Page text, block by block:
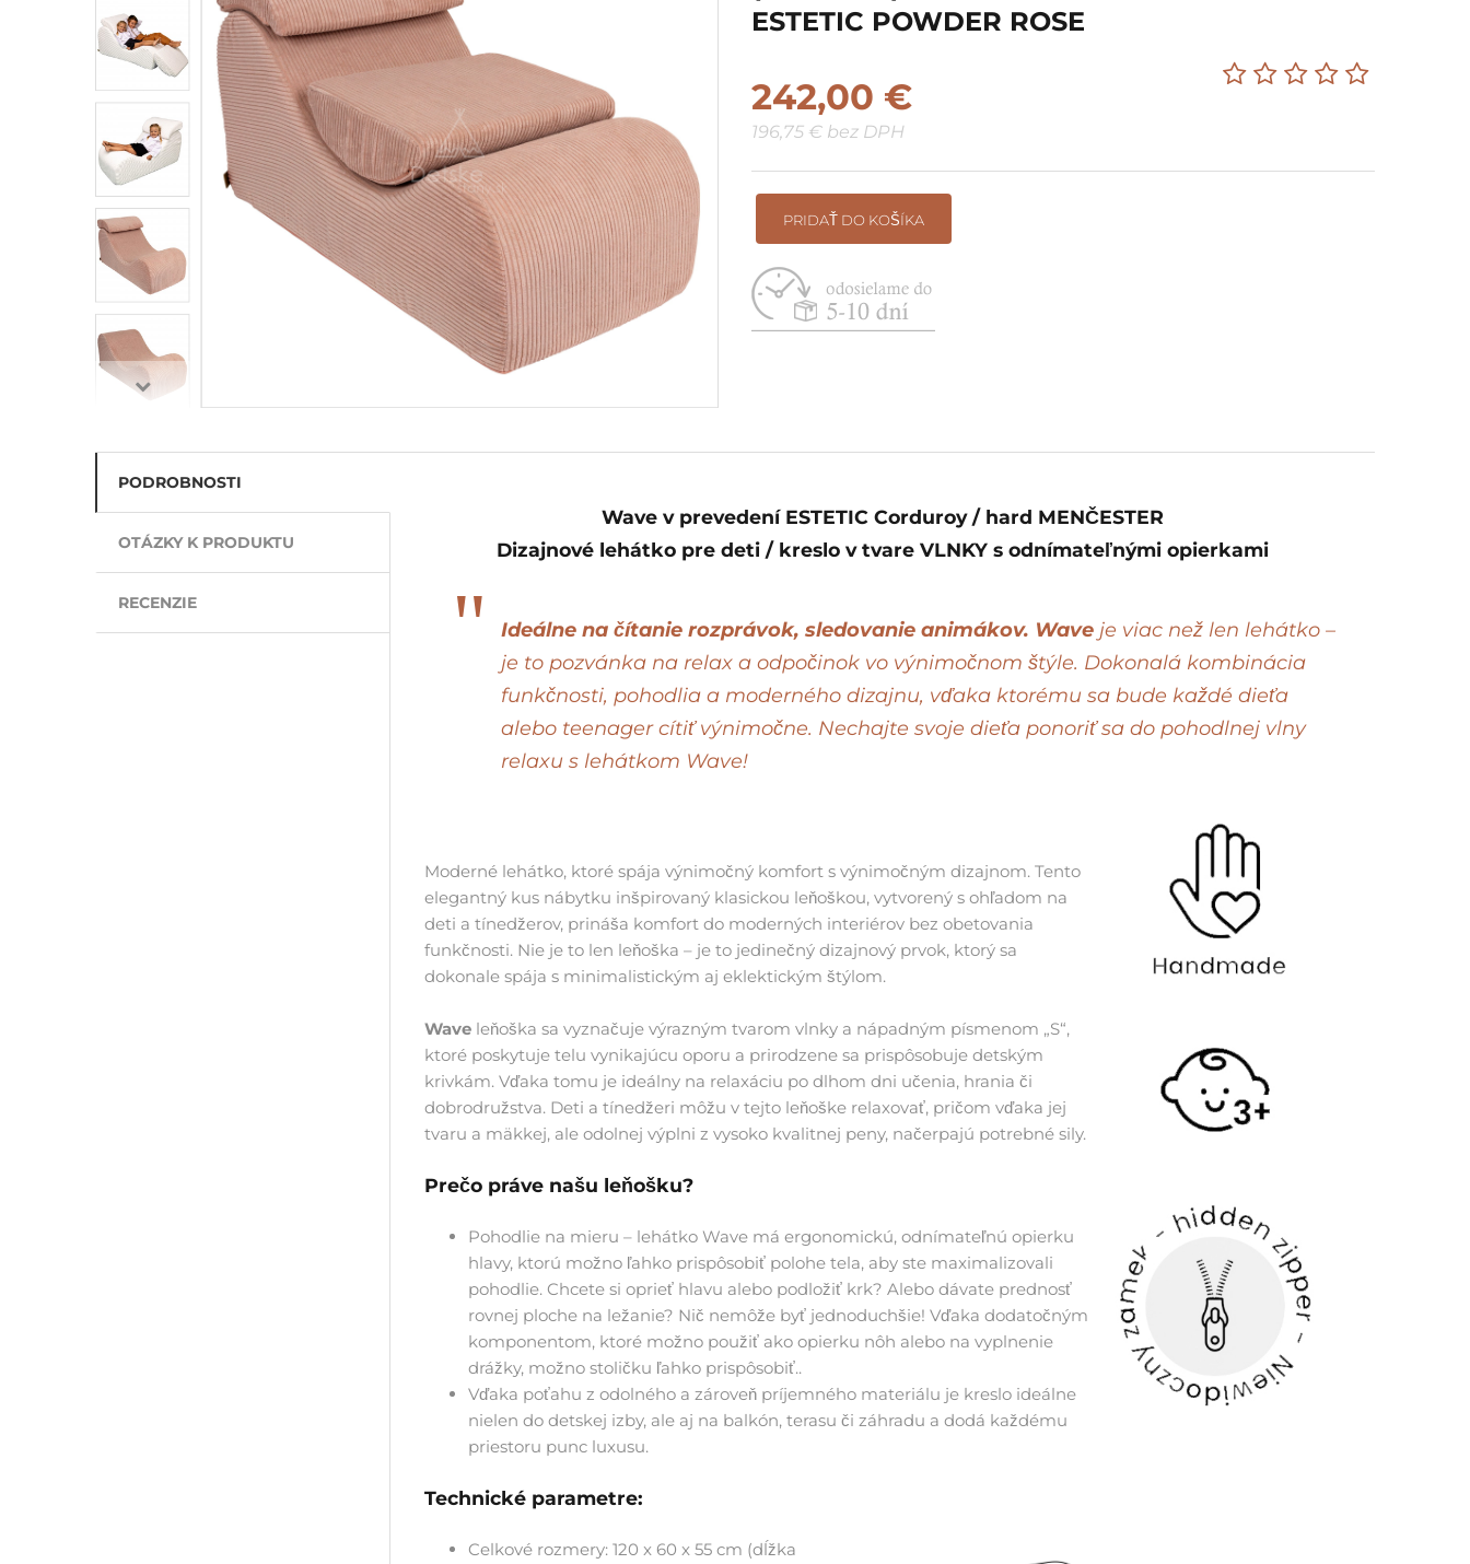
Penové hracie bloky na
cvičenie
Balančný chodník - hrubá
Vyskladaj si vlastnú zostavu
ESTETIC POWDER ROSE
242,00 €
196,75 € bez DPH
PRIDAŤ DO KOŠÍKA
PODROBNOSTI
OTÁZKY K PRODUKTU
RECENZIE
Wave v prevedení ESTETIC Corduroy / hard MENČESTER
Dizajnové lehátko pre deti / kreslo v tvare VLNKY s odnímateľnými opierkami
Ideálne na čítanie rozprávok, sledovanie animákov. Wave je viac než len lehátko –
je to pozvánka na relax a odpočinok vo výnimočnom štýle. Dokonalá kombinácia
funkčnosti, pohodlia a moderného dizajnu, vďaka ktorému sa bude každé dieťa
alebo teenager cítiť výnimočne. Nechajte svoje dieťa ponoriť sa do pohodlnej vlny
relaxu s lehátkom Wave!
Moderné lehátko, ktoré spája výnimočný komfort s výnimočným dizajnom. Tento
elegantný kus nábytku inšpirovaný klasickou leňoškou, vytvorený s ohľadom na
deti a tínedžerov, prináša komfort do moderných interiérov bez obetovania
funkčnosti. Nie je to len leňoška – je to jedinečný dizajnový prvok, ktorý sa
dokonale spája s minimalistickým aj eklektickým štýlom.
Wave leňoška sa vyznačuje výrazným tvarom vlnky a nápadným písmenom „S“,
ktoré poskytuje telu vynikajúcu oporu a prirodzene sa prispôsobuje detským
krivkám. Vďaka tomu je ideálny na relaxáciu po dlhom dni učenia, hrania či
dobrodružstva. Deti a tínedžeri môžu v tejto leňoške relaxovať, pričom vďaka jej
tvaru a mäkkej, ale odolnej výplni z vysoko kvalitnej peny, načerpajú potrebné sily.
Prečo práve našu leňošku?
Pohodlie na mieru – lehátko Wave má ergonomickú, odnímateľnú opierku
hlavy, ktorú možno ľahko prispôsobiť polohe tela, aby ste maximalizovali
pohodlie. Chcete si oprieť hlavu alebo podložiť krk? Alebo dávate prednosť
rovnej ploche na ležanie? Nič nemôže byť jednoduchšie! Vďaka dodatočným
komponentom, ktoré možno použiť ako opierku nôh alebo na vyplnenie
drážky, možno stoličku ľahko prispôsobiť..
Vďaka poťahu z odolného a zároveň príjemného materiálu je kreslo ideálne
nielen do detskej izby, ale aj na balkón, terasu či záhradu a dodá každému
priestoru punc luxusu.
Technické parametre:
Celkové rozmery: 120 x 60 x 55 cm (dĺžka